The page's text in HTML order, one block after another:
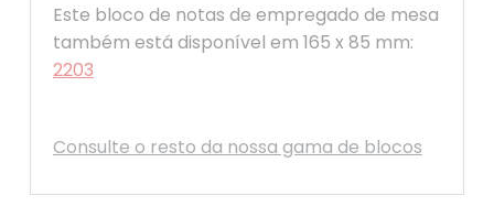
Este bloco de notas de empregado de mesa
também está disponível em 165 x 85 mm:
2203
Consulte o resto da nossa gama de blocos